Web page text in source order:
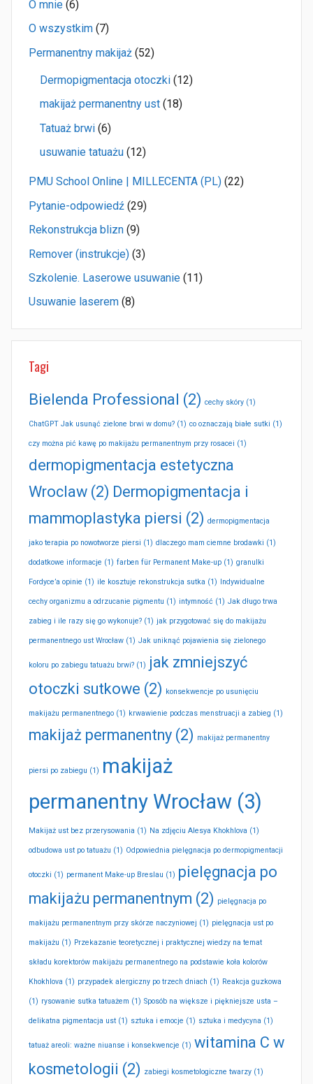
O mnie (6)
O wszystkim (7)
Permanentny makijaż (52)
Dermopigmentacja otoczki (12)
makijaż permanentny ust (18)
Tatuaż brwi (6)
usuwanie tatuażu (12)
PMU School Online | MILLECENTA (PL) (22)
Pytanie-odpowiedź (29)
Rekonstrukcja blizn (9)
Remover (instrukcje) (3)
Szkolenie. Laserowe usuwanie (11)
Usuwanie laserem (8)
Tagi
Bielenda Professional (2) cechy skóry (1)
ChatGPT Jak usunąć zielone brwi w domu? (1) co oznaczają białe sutki (1)
czy można pić kawę po makijażu permanentnym przy rosacei (1)
dermopigmentacja estetyczna
Wroclaw (2) Dermopigmentacja i
mammoplastyka piersi (2) dermopigmentacja
jako terapia po nowotworze piersi (1) dlaczego mam ciemne brodawki (1)
dodatkowe informacje (1) farben für Permanent Make-up (1) granulki
Fordyce’a opinie (1) ile kosztuje rekonstrukcja sutka (1) Indywidualne
cechy organizmu a odrzucanie pigmentu (1) intymność (1) Jak długo trwa
zabieg i ile razy się go wykonuje? (1) jak przygotować się do makijażu
permanentnego ust Wrocław (1) Jak uniknąć pojawienia się zielonego
koloru po zabiegu tatuażu brwi? (1) jak zmniejszyć
otoczki sutkowe (2) konsekwencje po usunięciu
makijażu permanentnego (1) krwawienie podczas menstruacji a zabieg (1)
makijaż permanentny (2) makijaż permanentny
piersi po zabiegu (1) makijaż
permanentny Wrocław (3)
Makijaż ust bez przerysowania (1) Na zdjęciu Alesya Khokhlova (1)
odbudowa ust po tatuażu (1) Odpowiednia pielęgnacja po dermopigmentacji
otoczki (1) permanent Make-up Breslau (1) pielęgnacja po
makijażu permanentnym (2) pielęgnacja po
makijażu permanentnym przy skórze naczyniowej (1) pielęgnacja ust po
makijażu (1) Przekazanie teoretycznej i praktycznej wiedzy na temat
składu korektorów makijażu permanentnego na podstawie koła kolorów
Khokhlova (1) przypadek alergiczny po trzech dniach (1) Reakcja guzkowa
(1) rysowanie sutka tatuażem (1) Sposób na większe i piękniejsze usta –
delikatna pigmentacja ust (1) sztuka i emocje (1) sztuka i medycyna (1)
tatuaż areoli: ważne niuanse i konsekwencje (1) witamina C w
kosmetologii (2) zabiegi kosmetologiczne twarzy (1)